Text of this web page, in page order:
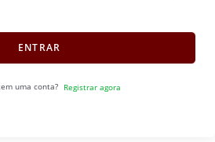
ENTRAR
uma conta? Registrar agora